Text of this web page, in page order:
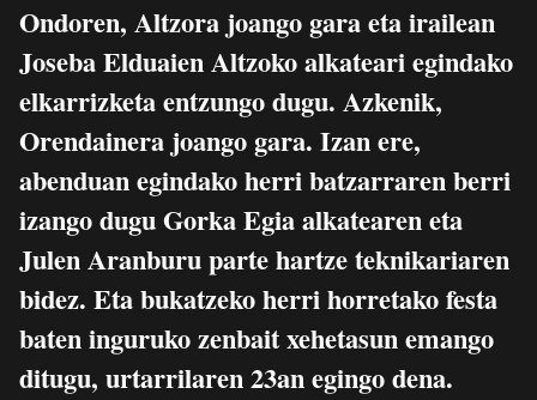
Ondoren, Altzora joango gara eta irailean
Joseba Elduaien Altzoko alkateari egindako
elkarrizketa entzungo dugu. Azkenik,
Orendainera joango gara. Izan ere,
abenduan egindako herri batzarraren berri
izango dugu Gorka Egia alkatearen eta
Julen Aranburu parte hartze teknikariaren
bidez. Eta bukatzeko herri horretako festa
baten inguruko zenbait xehetasun emango
ditugu, urtarrilaren 23an egingo dena.